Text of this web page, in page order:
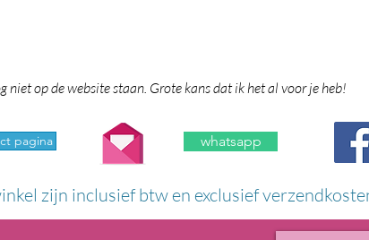
op de website staan. Grote kans dat ik het al voor je heb!
pagina whatsapp
zijn inclusief btw en exclusief